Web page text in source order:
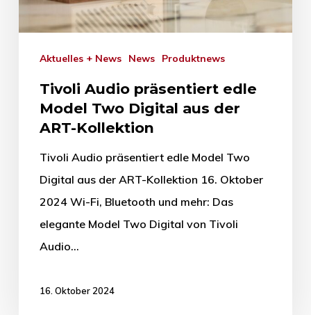
Aktuelles + News News Produktnews
Tivoli Audio präsentiert edle
Model Two Digital aus der
ART-Kollektion
Tivoli Audio präsentiert edle Model Two
Digital aus der ART-Kollektion 16. Oktober
2024 Wi-Fi, Bluetooth und mehr: Das
elegante Model Two Digital von Tivoli
Audio…
16. Oktober 2024